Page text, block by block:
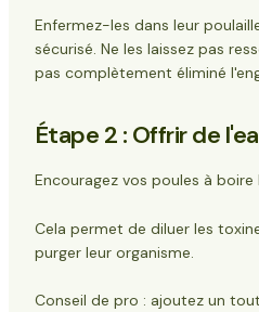
Enfermez-les dans leur
sécurisé. Ne les laissez pas
pas complètement éliminé
Étape 2 : Offrir de
Encouragez vos poules à
Cela permet de diluer les
purger leur organisme.
Conseil de pro : ajoutez un